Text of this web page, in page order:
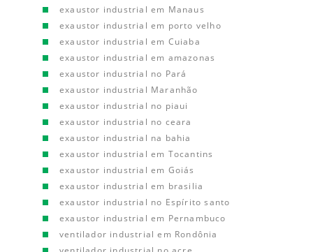
exaustor industrial em Manaus
exaustor industrial em porto velho
exaustor industrial em Cuiaba
exaustor industrial em amazonas
exaustor industrial no Pará
exaustor industrial Maranhão
exaustor industrial no piaui
exaustor industrial no ceara
exaustor industrial na bahia
exaustor industrial em Tocantins
exaustor industrial em Goiás
exaustor industrial em brasilia
exaustor industrial no Espírito santo
exaustor industrial em Pernambuco
ventilador industrial em Rondônia